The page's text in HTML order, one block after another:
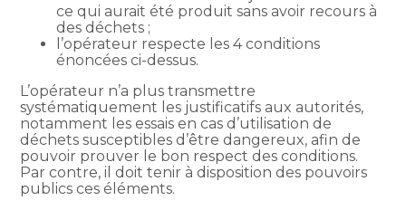
ce qui aurait été produit sans avoir recours à
des déchets ;
l’opérateur respecte les 4 conditions
énoncées ci-dessus.
L’opérateur n’a plus transmettre
systématiquement les justificatifs aux autorités,
notamment les essais en cas d’utilisation de
déchets susceptibles d’être dangereux, afin de
pouvoir prouver le bon respect des conditions.
Par contre, il doit tenir à disposition des pouvoirs
publics ces éléments.